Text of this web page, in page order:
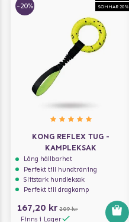
SOMMAR 20%
-20%
KONG REFLEX TUG -
KAMPLEKSAK
Lång hållbarhet
Perfekt till hundträning
Slitstark hundleksak
Perfekt till dragkamp
167,20 kr 209 kr
Finns i Lager